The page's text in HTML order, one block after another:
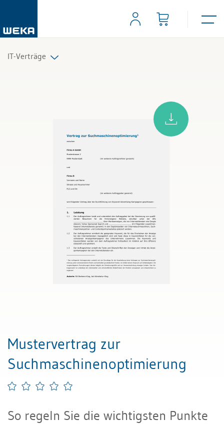
IT-Verträge
Mustervertrag zur
Suchmaschinenoptimierung
So regeln Sie die wichtigsten Punkte